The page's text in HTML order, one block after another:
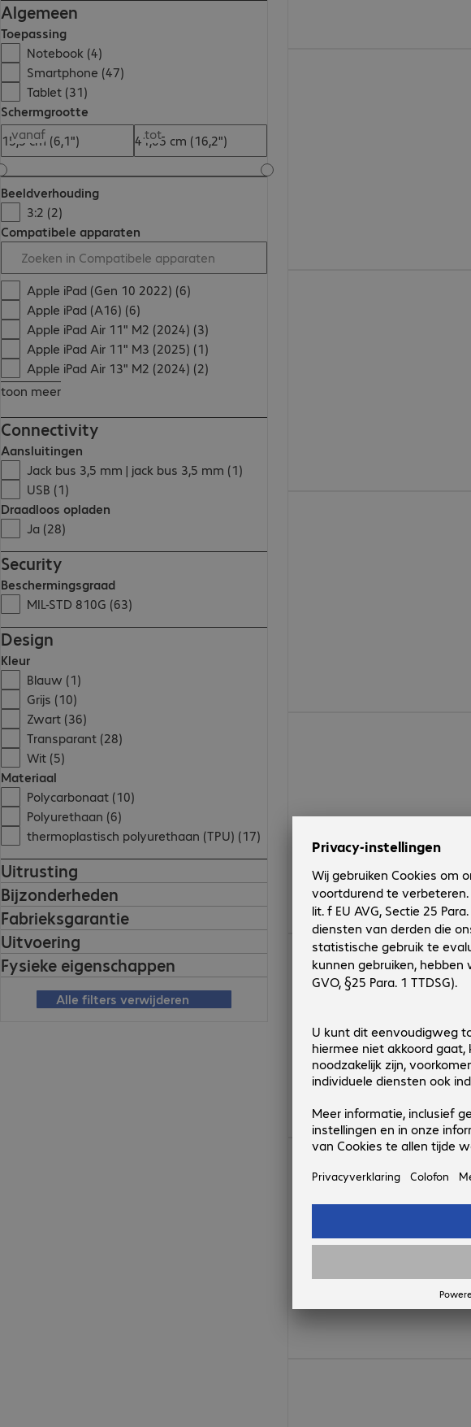
Algemeen
Toepassing
Notebook (4)
Smartphone (47)
Tablet (31)
Schermgrootte
vanaf
tot
Beeldverhouding
3:2 (2)
Compatibele apparaten
Apple iPad (Gen 10 2022) (6)
Apple iPad (A16) (6)
Apple iPad Air 11" M2 (2024) (3)
Apple iPad Air 11" M3 (2025) (1)
Apple iPad Air 13" M2 (2024) (2)
toon meer
Connectivity
Aansluitingen
Jack bus 3,5 mm | jack bus 3,5 mm (1)
USB (1)
Draadloos opladen
Ja (28)
Security
Beschermingsgraad
MIL-STD 810G (63)
Design
Kleur
Blauw (1)
Grijs (10)
Zwart (36)
Transparant (28)
Wit (5)
Materiaal
Polycarbonaat (10)
Polyurethaan (6)
thermoplastisch polyurethaan (TPU) (17)
Uitrusting
Bijzonderheden
Fabrieksgarantie
Uitvoering
Fysieke eigenschappen
Alle filters verwijderen
€ 56,99
€ 34,99